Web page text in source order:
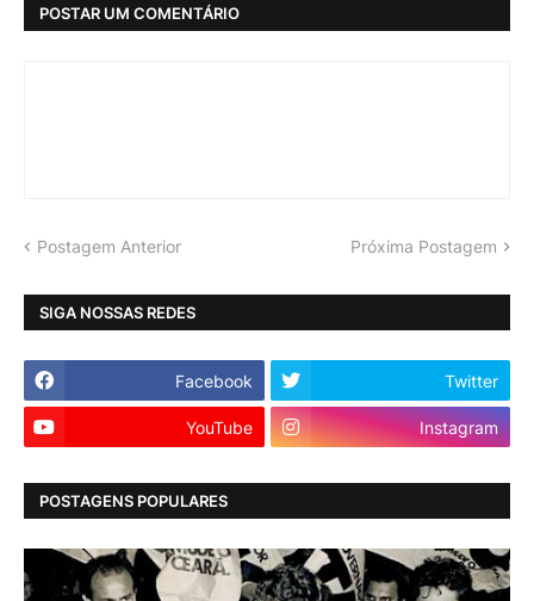
POSTAR UM COMENTÁRIO
Postagem Anterior Próxima Postagem
SIGA NOSSAS REDES
Facebook Twitter
YouTube Instagram
POSTAGENS POPULARES